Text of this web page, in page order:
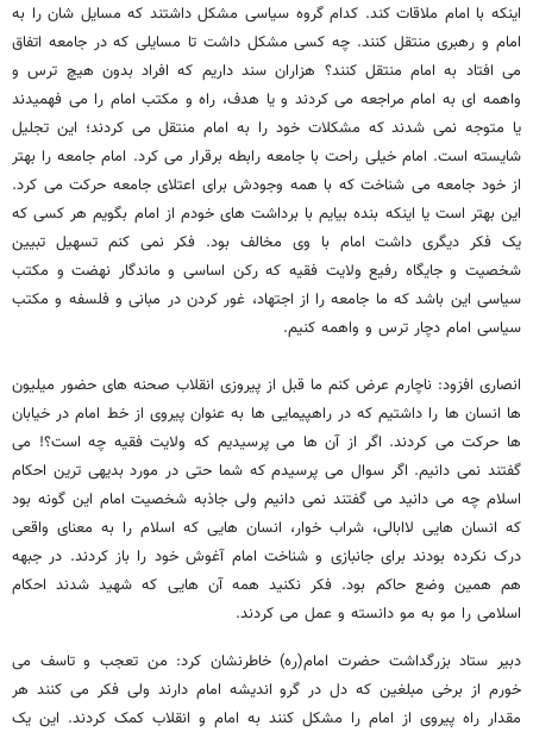
اینکه با امام ملاقات کند. کدام گروه سیاسی مشکل داشتند که مسایل شان را به
امام و رهبری منتقل کنند. چه کسی مشکل داشت تا مسایلی که در جامعه اتفاق
می افتاد به امام منتقل کنند؟ هزاران سند داریم که افراد بدون هیچ ترس و
واهمه ای به امام مراجعه می کردند و یا هدف، راه و مکتب امام را می فهمیدند
یا متوجه نمی شدند که مشکلات خود را به امام منتقل می کردند؛ این تجلیل
شایسته است. امام خیلی راحت با جامعه رابطه برقرار می کرد. امام جامعه را بهتر
از خود جامعه می شناخت که با همه وجودش برای اعتلای جامعه حرکت می کرد.
این بهتر است یا اینکه بنده بیایم با برداشت های خودم از امام بگویم هر کسی که
یک فکر دیگری داشت امام با وی مخالف بود. فکر نمی کنم تسهیل تبیین
شخصیت و جایگاه رفیع ولایت فقیه که رکن اساسی و ماندگار نهضت و مکتب
سیاسی این باشد که ما جامعه را از اجتهاد، غور کردن در مبانی و فلسفه و مکتب
سیاسی امام دچار ترس و واهمه کنیم.
انصاری افزود: ناچارم عرض کنم ما قبل از پیروزی انقلاب صحنه های حضور میلیون
ها انسان ها را داشتیم که در راهپیمایی ها به عنوان پیروی از خط امام در خیابان
ها حرکت می کردند. اگر از آن ها می پرسیدیم که ولایت فقیه چه است؟! می
گفتند نمی دانیم. اگر سوال می پرسیدم که شما حتی در مورد بدیهی ترین احکام
اسلام چه می دانید می گفتند نمی دانیم ولی جاذبه شخصیت امام این گونه بود
که انسان هایی لاابالی، شراب خوار، انسان هایی که اسلام را به معنای واقعی
درک نکرده بودند برای جانبازی و شناخت امام آغوش خود را باز کردند. در جبهه
هم همین وضع حاکم بود. فکر نکنید همه آن هایی که شهید شدند احکام
اسلامی را مو به مو دانسته و عمل می کردند.
دبیر ستاد بزرگداشت حضرت امام(ره) خاطرنشان کرد: من تعجب و تاسف می
خورم از برخی مبلغین که دل در گرو اندیشه امام دارند ولی فکر می کنند هر
مقدار راه پیروی از امام را مشکل کنند به امام و انقلاب کمک کردند. این یک